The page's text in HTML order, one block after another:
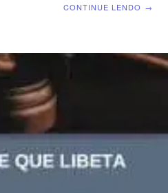
LEITURA DIÁRIA
do aprisco precisam
Ez 34.6 Em
CONTINUE LENDO →